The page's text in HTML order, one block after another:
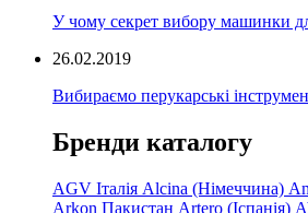
У чому секрет вибору машинки
26.02.2019
Вибираємо перукарські
Бренди каталогу
AGV Італія Alcina (Німеччина)
Arkon Пакистан Artero (Іспанія)